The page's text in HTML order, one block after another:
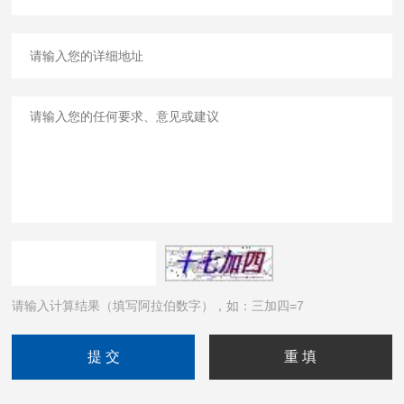
请输入计算结果（填写阿拉伯数字），如：三加四=7